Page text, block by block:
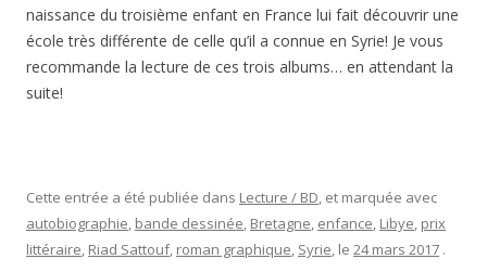
naissance du troisième enfant en France lui fait découvrir une
école très différente de celle qu’il a connue en Syrie! Je vous
recommande la lecture de ces trois albums… en attendant la
suite!
Cette entrée a été publiée dans Lecture / BD, et marquée avec
autobiographie, bande dessinée, Bretagne, enfance, Libye, prix
littéraire, Riad Sattouf, roman graphique, Syrie, le 24 mars 2017 .